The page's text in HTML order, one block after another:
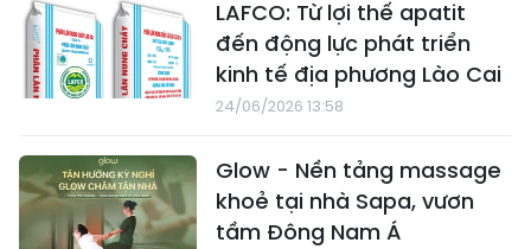
LAFCO: Từ lợi thế apatit
đến động lực phát triển
kinh tế địa phương Lào Cai
24/06/2026 13:58
Glow - Nền tảng massage
khoẻ tại nhà Sapa, vươn
tầm Đông Nam Á